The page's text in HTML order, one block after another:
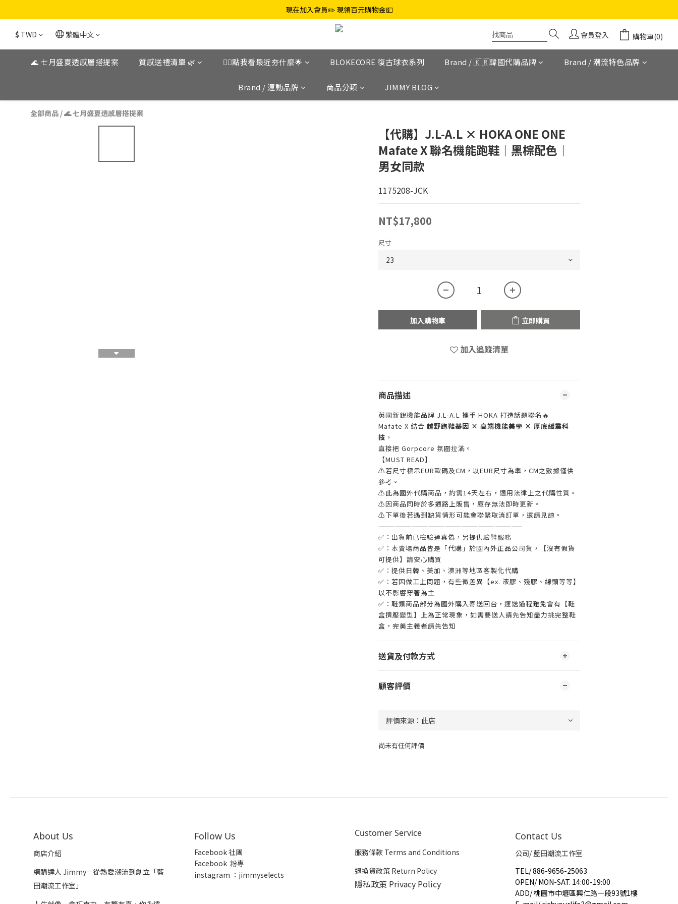
現在加入會員✏️ 現領百元購物金💵
$ TWD 繁體中文 會員登入 購物車(0)
🌊 七月盛夏透感層搭提案 質感送禮清單 🌿 👉🏼點我看最近夯什麼🌟 BLOKECORE 復古球衣系列 Brand / 🇰🇷韓國代購品牌 Brand / 潮流特色品牌
Brand / 運動品牌 商品分類 JIMMY BLOG
全部商品 /🌊 七月盛夏透感層搭提案
【代購】J.L-A.L × HOKA ONE ONE
Mafate X 聯名機能跑鞋｜黑棕配色｜
男女同款
1175208-JCK
NT$17,800
尺寸
加入購物車 立即購買
加入追蹤清單
商品描述
英國新銳機能品牌 J.L-A.L 攜手 HOKA 打造話題聯名🔥
Mafate X 結合 越野跑鞋基因 × 高端機能美學 × 厚底緩震科
技 ，
直接把 Gorpcore 氛圍拉滿。
【MUST READ】
⚠若尺寸標示EUR歐碼及CM，以EUR尺寸為準，CM之數據僅供
參考。
⚠此為國外代購商品，約需14天左右，適用法律上之代購性質。
⚠因商品同時於多通路上販售，庫存無法即時更新。
⚠下單後若遇到缺貨情形可能會聯繫取消訂單，還請見諒。
——————————————————————————
✅：出貨前已檢驗過真偽，另提供驗鞋服務
✅：本賣場商品皆是「代購」於國內外正品公司貨，【沒有假貨
可提供】請安心購買
✅：提供日韓、美加、澳洲等地區客製化代購
✅：若因做工上問題，有些微差異【ex. 液膠、殘膠、線頭等等】
以不影響穿著為主
✅：鞋類商品部分為國外購入寄送回台，運送過程難免會有【鞋
盒擠壓變型】此為正常現象，如需要送人請先告知盡力挑完整鞋
盒，完美主義者請先告知
送貨及付款方式
顧客評價
尚未有任何評價
About Us
商店介紹
網購達人 Jimmy—從熱愛潮流到創立「藍
田潮流工作室」
Follow Us
Facebook 社團
Facebook 粉專
instagram ：jimmyselects
Customer Service
服務條款 Terms and Conditions
退換貨政策 Return Policy
隱私政策 Privacy Policy
Contact Us
公司/ 藍田潮流工作室
TEL/886-9656-25063
OPEN/ MON-SAT. 14:00-19:00
ADD/桃園市中壢區興仁路一段93號1樓